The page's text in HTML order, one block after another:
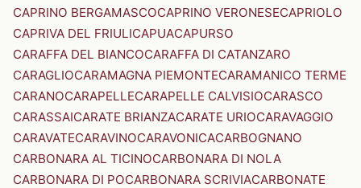
CAPRINO BERGAMASCOCAPRINO VERONESECAPRIOLO
CAPRIVA DEL FRIULICAPUACAPURSO
CARAFFA DEL BIANCOCARAFFA DI CATANZARO
CARAGLIOCARAMAGNA PIEMONTECARAMANICO TERME
CARANOCARAPELLECARAPELLE CALVISIOCARASCO
CARASSAICARATE BRIANZACARATE URIOCARAVAGGIO
CARAVATECARAVINOCARAVONICACARBOGNANO
CARBONARA AL TICINOCARBONARA DI NOLA
CARBONARA DI POCARBONARA SCRIVIACARBONATE